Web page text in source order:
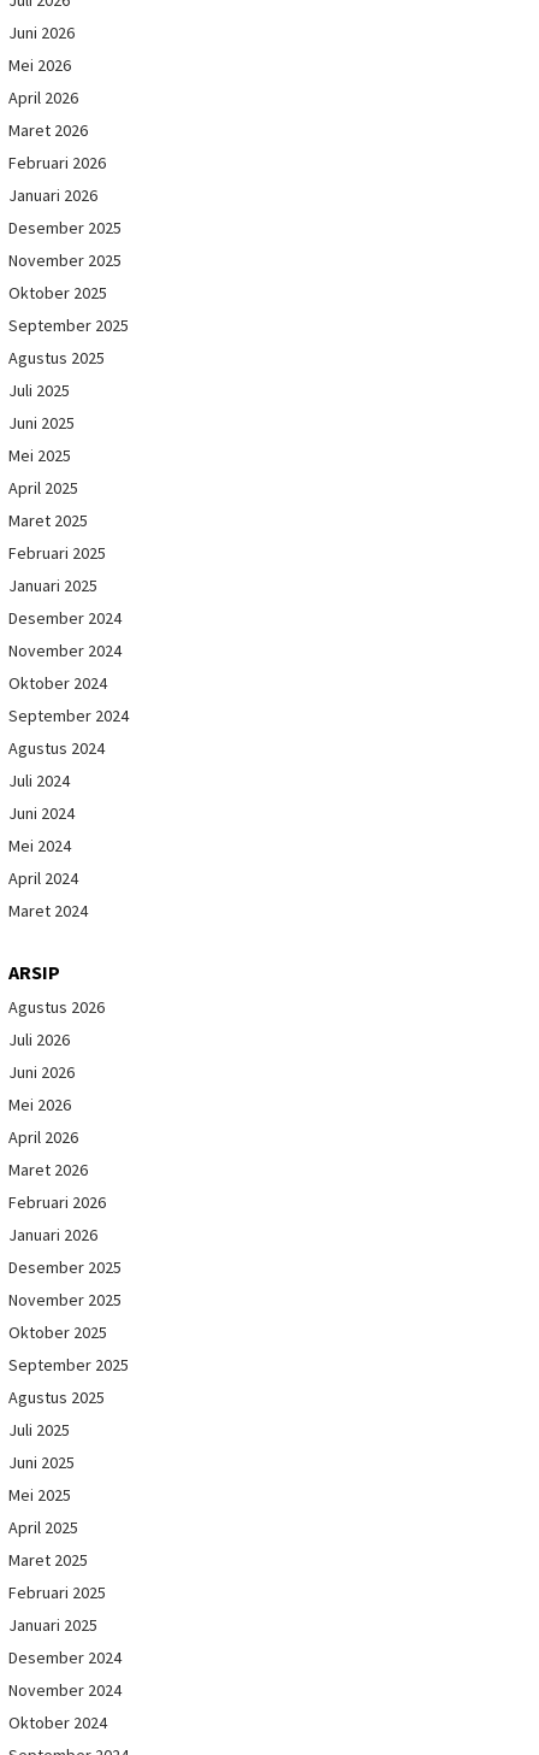
Juni 2026
Mei 2026
April 2026
Maret 2026
Februari 2026
Januari 2026
Desember 2025
November 2025
Oktober 2025
September 2025
Agustus 2025
Juli 2025
Juni 2025
Mei 2025
April 2025
Maret 2025
Februari 2025
Januari 2025
Desember 2024
November 2024
Oktober 2024
September 2024
Agustus 2024
Juli 2024
Juni 2024
Mei 2024
April 2024
Maret 2024
ARSIP
Agustus 2026
Juli 2026
Juni 2026
Mei 2026
April 2026
Maret 2026
Februari 2026
Januari 2026
Desember 2025
November 2025
Oktober 2025
September 2025
Agustus 2025
Juli 2025
Juni 2025
Mei 2025
April 2025
Maret 2025
Februari 2025
Januari 2025
Desember 2024
November 2024
Oktober 2024